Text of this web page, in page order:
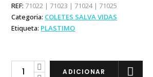
REF: 71022 | 71023 | 71024 | 71025
Categoria: COLETES SALVA VIDAS
Etiqueta: PLASTIMO
Plastimo
ADICIONAR